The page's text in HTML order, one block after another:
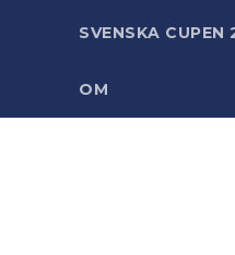
SVENSKA CUPEN
OM